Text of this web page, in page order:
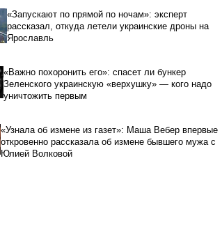
«Запускают по прямой по ночам»: эксперт
рассказал, откуда летели украинские дроны на
Ярославль
«Важно похоронить его»: спасет ли бункер
Зеленского украинскую «верхушку» — кого надо
уничтожить первым
«Узнала об измене из газет»: Маша Вебер впервые
откровенно рассказала об измене бывшего мужа с
Юлией Волковой